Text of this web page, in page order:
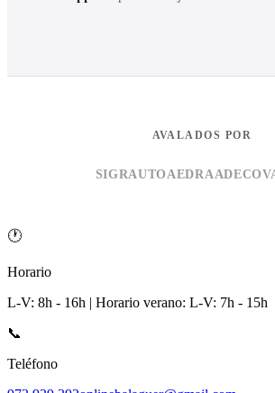
AVALADOS POR
SIGRAUTOAEDRA
🕐
Horario
L-V: 8h - 16h | Horario verano: L-V: 7h - 15h
📞
Teléfono